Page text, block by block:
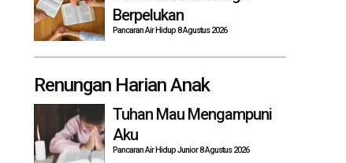
Berpelukan
Pancaran Air Hidup 8 Agustus 2026
Renungan Harian Anak
Tuhan Mau Mengampuni
Aku
Pancaran Air Hidup Junior 8 Agustus 2026